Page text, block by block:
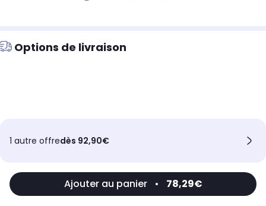
Options de livraison
1 autre offredès 92,90€
Ajouter au panier • 78,29€